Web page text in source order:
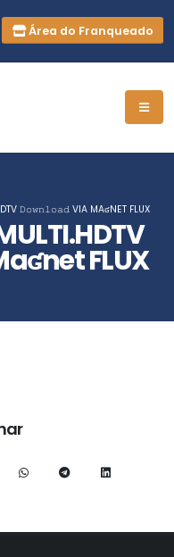
Área do Franqueado
FLUX
𝙳𝚘𝚠𝚗𝚕𝚘𝚊𝚍 VIA MAʛNET FLUX